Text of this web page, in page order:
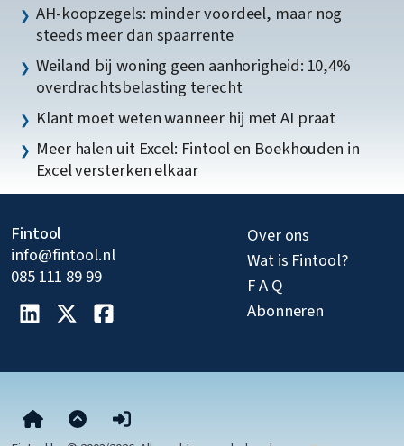
AH-koopzegels: minder voordeel, maar nog
steeds meer dan spaarrente
Weiland bij woning geen aanhorigheid: 10,4%
overdrachtsbelasting terecht
Klant moet weten wanneer hij met AI praat
Meer halen uit Excel: Fintool en Boekhouden in
Excel versterken elkaar
Fintool
info@fintool.nl
085 111 89 99
Over ons
Wat is Fintool?
F A Q
Abonneren